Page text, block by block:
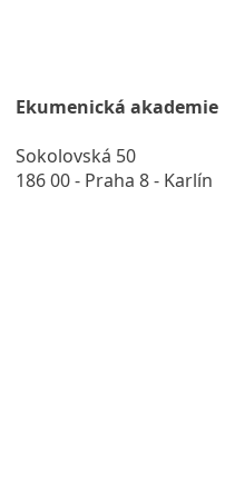
Ekumenická akademie
Sokolovská 50
186 00 - Praha 8 - Karlín